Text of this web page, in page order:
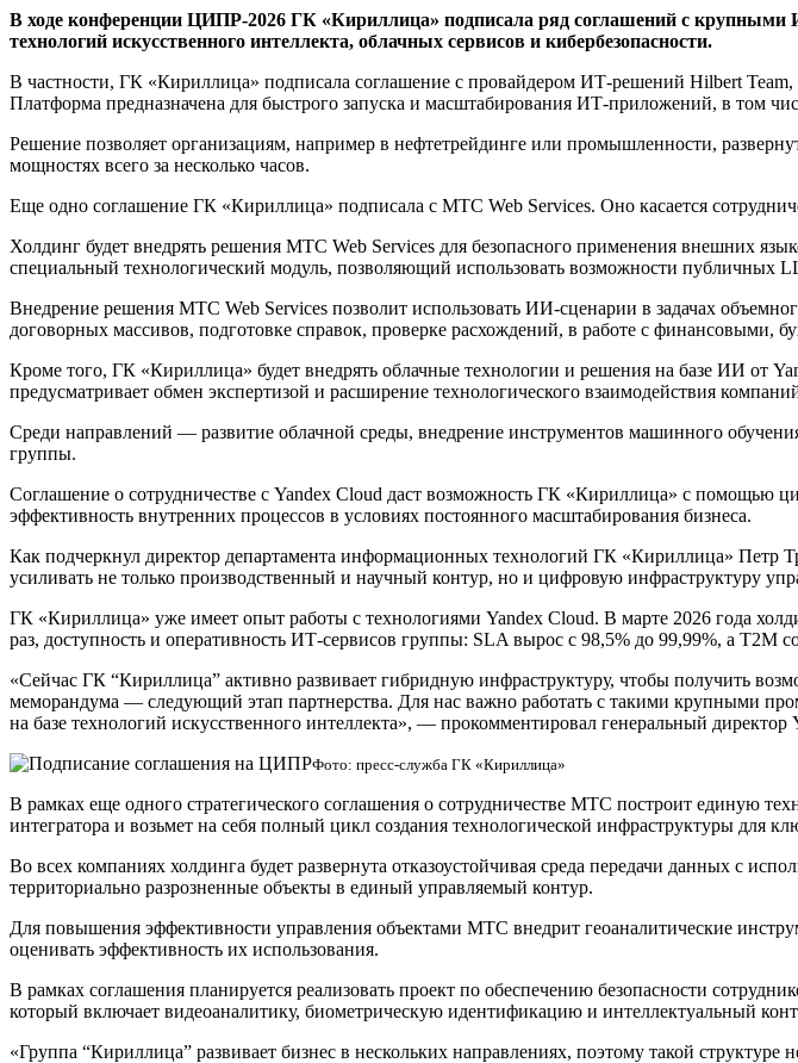
В ходе конференции ЦИПР-2026 ГК «Кириллица» подписала ряд соглашений с
технологий искусственного интеллекта, облачных сервисов и кибербезопасности.
В частности, ГК «Кириллица» подписала соглашение с провайдером ИТ-решений Hilbert Team,
Платформа предназначена для быстрого запуска и масштабирования ИТ-приложений, в том
Решение позволяет организациям, например в нефтетрейдинге или промышленности,
мощностях всего за несколько часов.
Еще одно соглашение ГК «Кириллица» подписала с МТС Web Services. Оно касается
Холдинг будет внедрять решения МТС Web Services для безопасного применения внешних
специальный технологический модуль, позволяющий использовать возможности публичных
Внедрение решения МТС Web Services позволит использовать ИИ-сценарии в задачах
договорных массивов, подготовке справок, проверке расхождений, в работе с финансовыми,
Кроме того, ГК «Кириллица» будет внедрять облачные технологии и решения на базе ИИ от
предусматривает обмен экспертизой и расширение технологического взаимодействия
Среди направлений — развитие облачной среды, внедрение инструментов машинного
группы.
Соглашение о сотрудничестве с Yandex Cloud даст возможность ГК «Кириллица» с помощью
эффективность внутренних процессов в условиях постоянного масштабирования бизнеса.
Как подчеркнул директор департамента информационных технологий ГК «Кириллица»
усиливать не только производственный и научный контур, но и цифровую инфраструктуру
ГК «Кириллица» уже имеет опыт работы с технологиями Yandex Cloud. В марте 2026 года
раз, доступность и оперативность ИТ-сервисов группы: SLA вырос с 98,5% до 99,99%, а T2M
«Сейчас ГК “Кириллица” активно развивает гибридную инфраструктуру, чтобы получить
меморандума — следующий этап партнерства. Для нас важно работать с такими крупными
на базе технологий искусственного интеллекта», — прокомментировал генеральный
Фото: пресс-служба ГК «Кириллица»
В рамках еще одного стратегического соглашения о сотрудничестве МТС построит единую
интегратора и возьмет на себя полный цикл создания технологической инфраструктуры для
Во всех компаниях холдинга будет развернута отказоустойчивая среда передачи данных с
территориально разрозненные объекты в единый управляемый контур.
Для повышения эффективности управления объектами МТС внедрит геоаналитические
оценивать эффективность их использования.
В рамках соглашения планируется реализовать проект по обеспечению безопасности
который включает видеоаналитику, биометрическую идентификацию и интеллектуальный
«Группа “Кириллица” развивает бизнес в нескольких направлениях, поэтому такой